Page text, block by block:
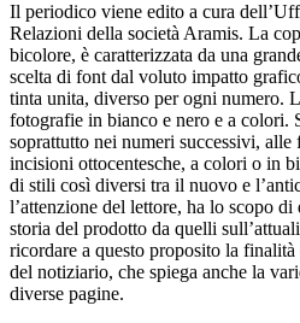
Il periodico viene edito a cura
Relazioni della società Aramis. La
bicolore, è caratterizzata da una
scelta di font dal voluto impatto
tinta unita, diverso per ogni numero.
fotografie in bianco e nero e a colori.
soprattutto nei numeri successivi,
incisioni ottocentesche, a colori o in
di stili così diversi tra il nuovo e
l’attenzione del lettore, ha lo scopo
storia del prodotto da quelli
ricordare a questo proposito la
del notiziario, che spiega anche la
diverse pagine.